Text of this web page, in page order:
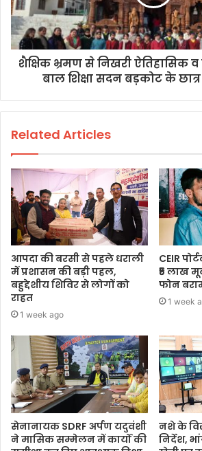
शैक्षिक भ्रमण से निखरी ऐतिहासिक
बाल शिक्षा सदन बड़कोट के
Related Articles
आपदा की बरसी से पहले धराली
में प्रशासन की बड़ी पहल,
बहुद्देशीय शिविर से लोगों को
राहत
1 week ago
CEIR
₹5 लाख
फोन
1 week
सेनानायक SDRF अर्पण यदुवंशी
ने मासिक सम्मेलन में कार्यों की
नशे के
निर्देश,